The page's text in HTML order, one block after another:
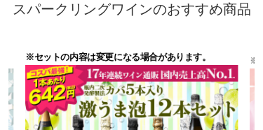
スパークリングワインのおすすめ商品
※セットの内容は変更になる場合があります。 ※